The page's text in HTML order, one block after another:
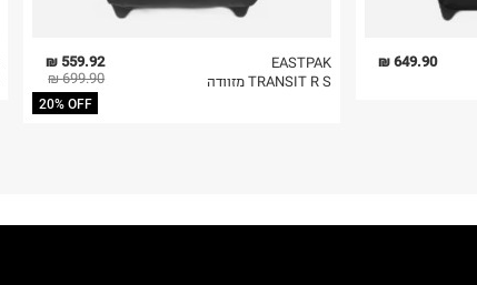
559.92 ₪
699.90 ₪
20% OFF
EASTPAK
TRANSIT R S מזוודה
649.90 ₪